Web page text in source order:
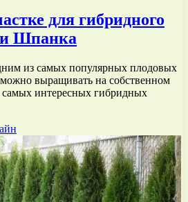
для гибридного
Шпанка
из самых популярных плодовых
можно выращивать на собственном
интересных гибридных